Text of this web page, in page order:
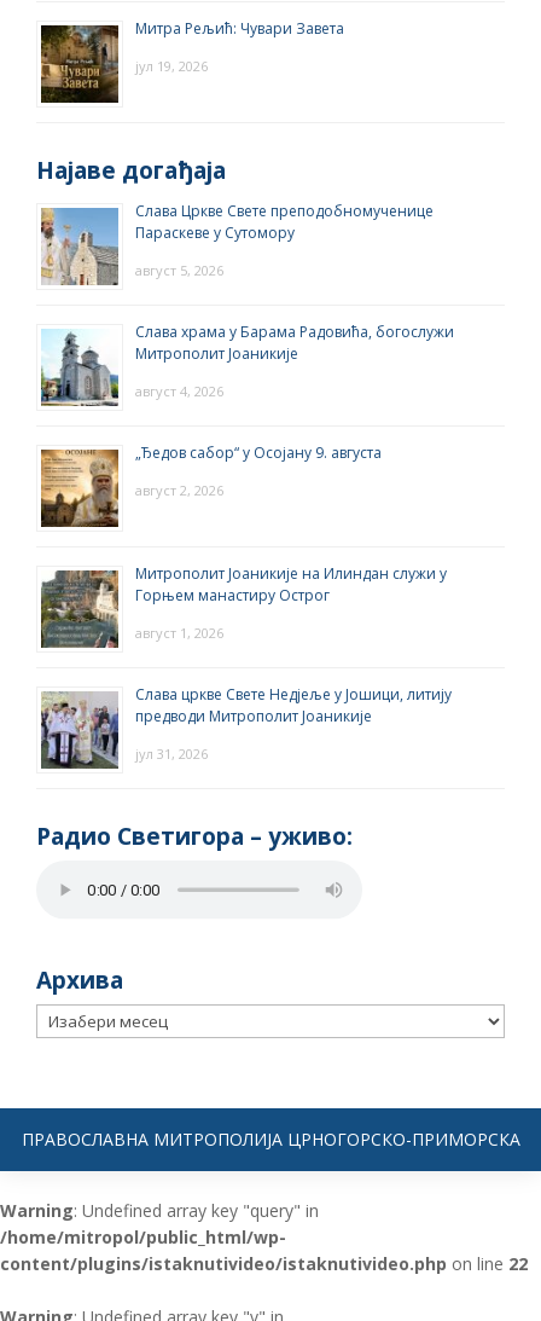
Митра Рељић: Чувари Завета
јул 19, 2026
Најаве догађаја
Слава Цркве Свете преподобномученице
Параскеве у Сутомору
август 5, 2026
Слава храма у Барама Радовића, богослужи
Митрополит Јоаникије
август 4, 2026
„Ђедов сабор“ у Осојану 9. августа
август 2, 2026
Митрополит Јоаникије на Илиндан служи у
Горњем манастиру Острог
август 1, 2026
Слава цркве Свете Недјеље у Јошици, литију
предводи Митрополит Јоаникије
јул 31, 2026
Радио Светигора – yживо:
Архива
Архива
ПРАВОСЛАВНА МИТРОПОЛИЈА ЦРНОГОРСКО-ПРИМОРСКА
Warning: Undefined array key "query" in
/home/mitropol/public_html/wp-
content/plugins/istaknutivideo/istaknutivideo.php on line 22